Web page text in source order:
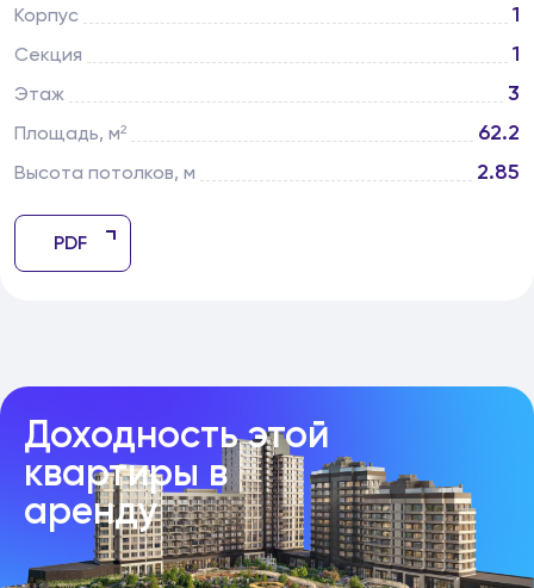
Корпус 1
Секция 1
Этаж 3
Площадь, м² 62.2
Высота потолков, м 2.85
PDF
Доходность этой
квартиры в
аренду